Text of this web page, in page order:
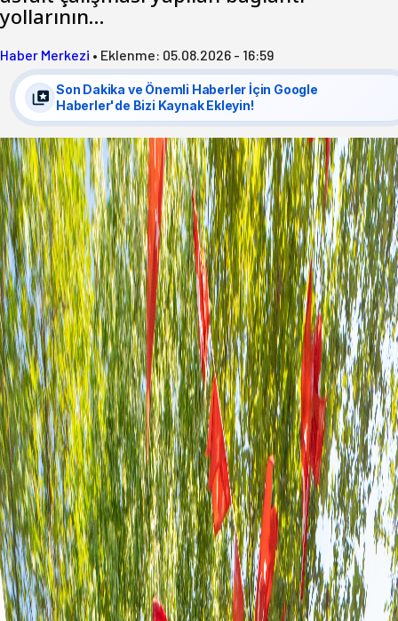
yollarının…
Haber Merkezi • Eklenme: 05.08.2026 - 16:59
Son Dakika ve Önemli Haberler İçin Google
Haberler'de Bizi Kaynak Ekleyin!